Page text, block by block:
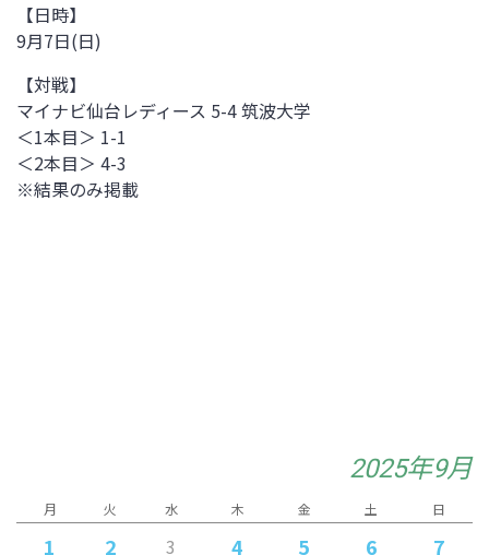
【日時】
9月7日(日)
【対戦】
マイナビ仙台レディース 5-4 筑波大学
＜1本目＞ 1-1
＜2本目＞ 4-3
※結果のみ掲載
2025年9月
月 火 水 木 金 土 日
1 2 3 4 5 6 7